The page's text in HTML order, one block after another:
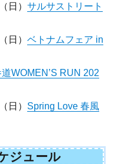
日）サルサストリート
日）ベトナムフェア in
WOMEN’S RUN 202
日） Spring Love 春風
ジュール